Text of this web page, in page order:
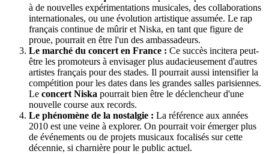
à de nouvelles expérimentations musicales, des collaborations
internationales, ou une évolution artistique assumée. Le rap
français continue de mûrir et Niska, en tant que figure de
proue, pourrait en être l'un des ambassadeurs.
Le marché du concert en France : Ce succès incitera peut-
être les promoteurs à envisager plus audacieusement d'autres
artistes français pour des stades. Il pourrait aussi intensifier la
compétition pour les dates dans les grandes salles parisiennes.
Le concert Niska pourrait bien être le déclencheur d'une
nouvelle course aux records.
Le phénomène de la nostalgie : La référence aux années
2010 est une veine à explorer. On pourrait voir émerger plus
de événements ou de projets musicaux focalisés sur cette
décennie, si charnière pour le public actuel.